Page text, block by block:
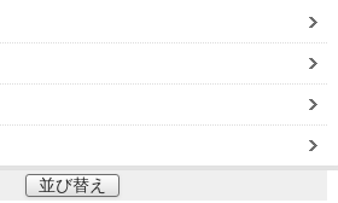
並び替え